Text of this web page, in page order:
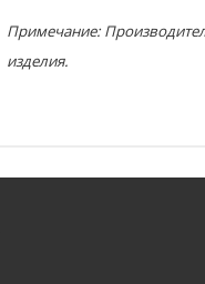
Примечание:
изделия.